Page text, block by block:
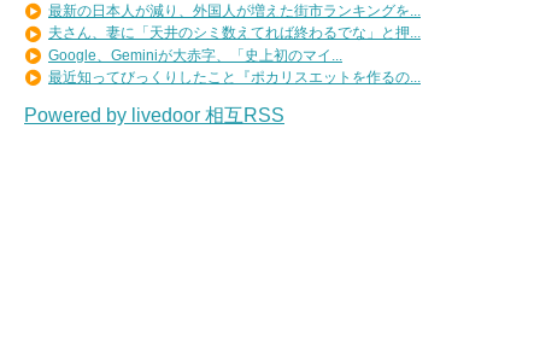
最新の日本人が減り、外国人が増えた街市ランキングを...
夫さん、妻に「天井のシミ数えてれば終わるでな」と押...
Google、Geminiが大赤字、「史上初のマイ...
最近知ってびっくりしたこと『ポカリスエットを作るの...
Powered by livedoor 相互RSS